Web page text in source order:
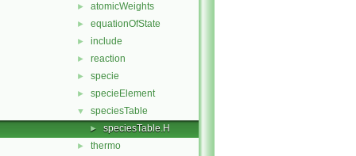
► atomicWeights
► equationOfState
► include
► reaction
► specie
► specieElement
▼ speciesTable
► speciesTable.H
► thermo